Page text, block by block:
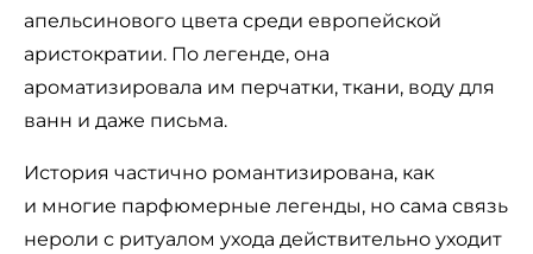
апельсинового цвета среди европейской
аристократии. По легенде, она
ароматизировала им перчатки, ткани, воду для
ванн и даже письма.
История частично романтизирована, как
и многие парфюмерные легенды, но сама связь
нероли с ритуалом ухода действительно уходит